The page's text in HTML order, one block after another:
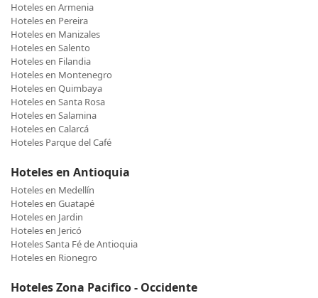
Hoteles en Armenia
Hoteles en Pereira
Hoteles en Manizales
Hoteles en Salento
Hoteles en Filandia
Hoteles en Montenegro
Hoteles en Quimbaya
Hoteles en Santa Rosa
Hoteles en Salamina
Hoteles en Calarcá
Hoteles Parque del Café
Hoteles en Antioquia
Hoteles en Medellín
Hoteles en Guatapé
Hoteles en Jardin
Hoteles en Jericó
Hoteles Santa Fé de Antioquia
Hoteles en Rionegro
Hoteles Zona Pacifico - Occidente